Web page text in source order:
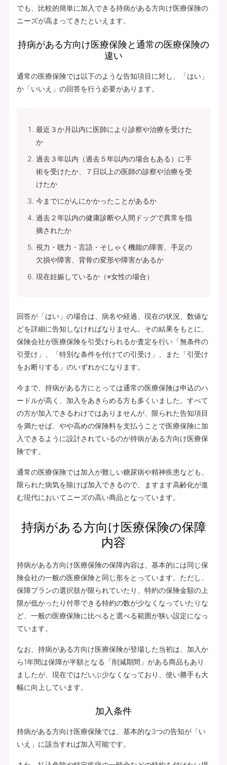
でも、比較的簡単に加入できる持病がある方向け医療保険の
ニーズが高まってきたといえます。
持病がある方向け医療保険と通常の医療保険の
違い
通常の医療保険では以下のような告知項目に対し、「はい」
か「いいえ」の回答を行う必要があります。
最近３か月以内に医師により診察や治療を受けた
か
過去３年以内（過去５年以内の場合もある）に手
術を受けたか、７日以上の医師の診察や治療を受
けたか
今までにがんにかかったことがあるか
過去２年以内の健康診断や人間ドッグで異常を指
摘されたか
視力・聴力・言語・そしゃく機能の障害、手足の
欠損や障害、背骨の変形や障害があるか
現在妊娠しているか（※女性の場合）
回答が「はい」の場合は、病名や経過、現在の状況、数値な
どを詳細に告知しなければなりません。その結果をもとに、
保険会社が医療保険を引受けられるか査定を行い「無条件の
引受け」、「特別な条件を付けての引受け」、また「引受け
をお断りする」のいずれかになります。
今まで、持病がある方にとっては通常の医療保険は申込のハ
ードルが高く、加入をあきらめる方も多くいました。すべて
の方が加入できるわけではありませんが、限られた告知項目
を満たせば、やや高めの保険料を支払うことで医療保険に加
入できるように設計されているのが持病がある方向け医療保
険です。
通常の医療保険では加入が難しい糖尿病や精神疾患なども、
限られた病気を除けば加入できるので、ますます高齢化が進
む現代においてニーズの高い商品となっています。
持病がある方向け医療保険の保障
内容
持病がある方向け医療保険の保障内容は、基本的には同じ保
険会社の一般の医療保険と同じ形をとっています。ただし、
保障プランの選択肢が限られていたり、特約の保険金額の上
限が低かったり付帯できる特約の数が少なくなっていたりな
ど、一般の医療保険に比べると選べる範囲が狭い設定になっ
ています。
なお、持病がある方向け医療保険が登場した当初は、加入か
ら1年間は保障が半額となる「削減期間」がある商品もあり
ましたが、現在ではだいぶ少なくなっており、使い勝手も大
幅に向上しています。
加入条件
持病がある方向け医療保険では、基本的な3つの告知が「い
いえ」に該当すれば加入可能です。